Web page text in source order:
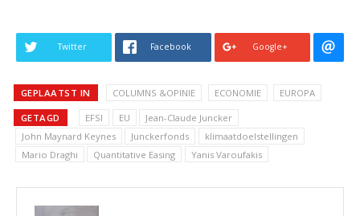
Twitter Facebook Google+
GEPLAATST IN COLUMNS &OPINIE ECONOMIE EUROPA
GETAGD EFSI EU
Jean-Claude Juncker
John Maynard Keynes
Junckerfonds
klimaatdoelstellingen
Mario Draghi
Quantitative Easing Yanis Varoufakis